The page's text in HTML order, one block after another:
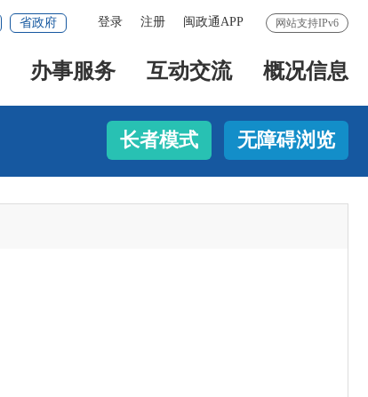
网站支持IPv6
登录 注册 闽政通APP
省政府
办事服务 互动交流 概况信息
长者模式 无障碍浏览